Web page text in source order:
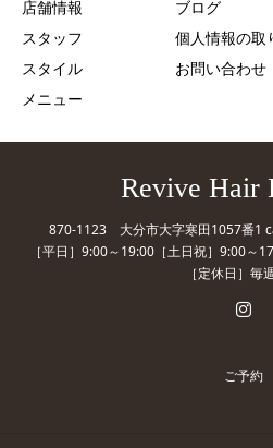
店舗情報
スタッフ
スタイル
メニュー
ブログ
個人情報の取
お問い合わせ
Revive Hair
870-1123 大分市大字寒田1057番1
［平日］9:00～19:00［土日祝］9:00～
［定休日］毎
ご予約